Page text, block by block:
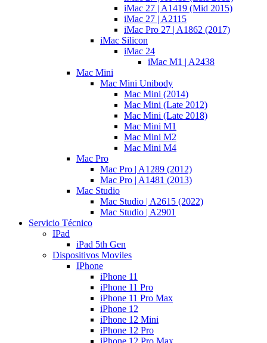
iMac 27 | A1419 (Mid 2015)
iMac 27 | A2115
iMac Pro 27 | A1862 (2017)
iMac Silicon
iMac 24
iMac M1 | A2438
Mac Mini
Mac Mini Unibody
Mac Mini (2014)
Mac Mini (Late 2012)
Mac Mini (Late 2018)
Mac Mini M1
Mac Mini M2
Mac Mini M4
Mac Pro
Mac Pro | A1289 (2012)
Mac Pro | A1481 (2013)
Mac Studio
Mac Studio | A2615 (2022)
Mac Studio | A2901
Servicio Técnico
IPad
iPad 5th Gen
Dispositivos Moviles
IPhone
iPhone 11
iPhone 11 Pro
iPhone 11 Pro Max
iPhone 12
iPhone 12 Mini
iPhone 12 Pro